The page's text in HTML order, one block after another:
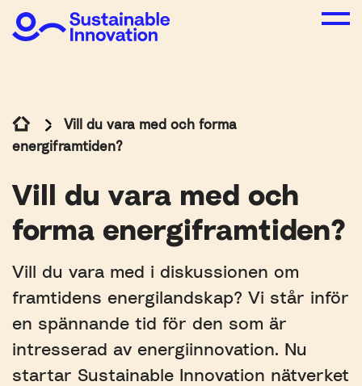
Vill du vara med och forma
energiframtiden?
Vill du vara med och
forma energiframtiden?
Vill du vara med i diskussionen om
framtidens energilandskap? Vi står inför
en spännande tid för den som är
intresserad av energiinnovation. Nu
startar Sustainable Innovation nätverket